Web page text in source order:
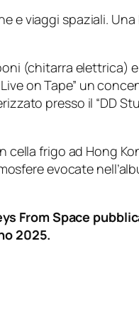
e viaggi spaziali.
(chitarra elettrica)
on Tape” un
presso il “DD
frigo ad Hong
evocate
From Space
2025.